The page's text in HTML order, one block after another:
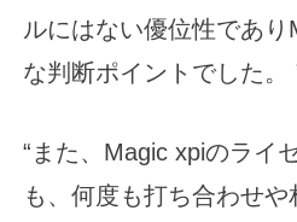
ルにはない優位性であり
な判断ポイントでした。
“また、Magic xpiのライ
も、何度も打ち合わせや